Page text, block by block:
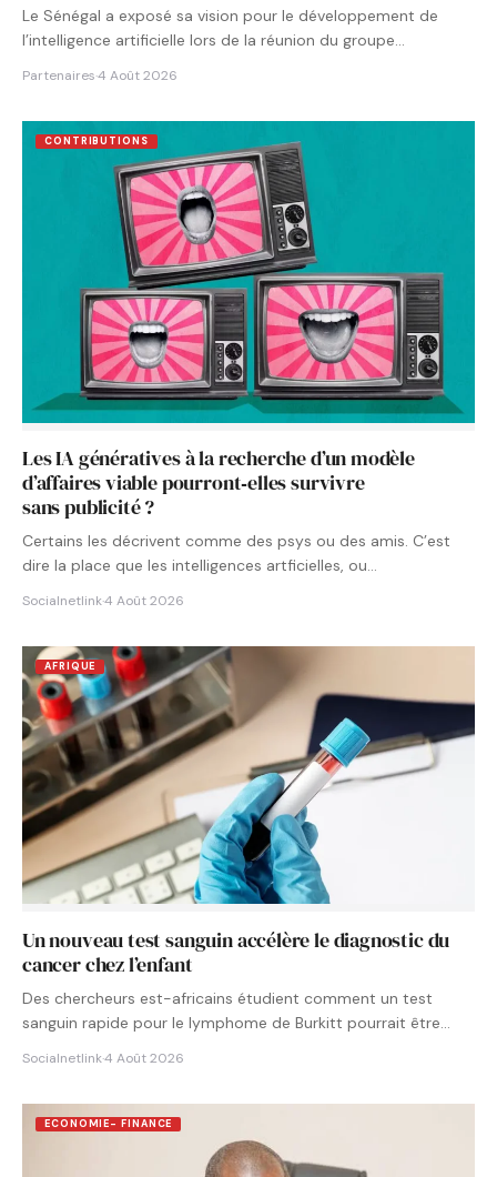
Le Sénégal a exposé sa vision pour le développement de
l’intelligence artificielle lors de la réunion du groupe…
Partenaires·4 Août 2026
CONTRIBUTIONS
Les IA génératives à la recherche d’un modèle
d’affaires viable pourront‑elles survivre
sans publicité ?
Certains les décrivent comme des psys ou des amis. C’est
dire la place que les intelligences artficielles, ou…
Socialnetlink·4 Août 2026
AFRIQUE
Un nouveau test sanguin accélère le diagnostic du
cancer chez l’enfant
Des chercheurs est-africains étudient comment un test
sanguin rapide pour le lymphome de Burkitt pourrait être
Socialnetlink·4 Août 2026
ECONOMIE- FINANCE